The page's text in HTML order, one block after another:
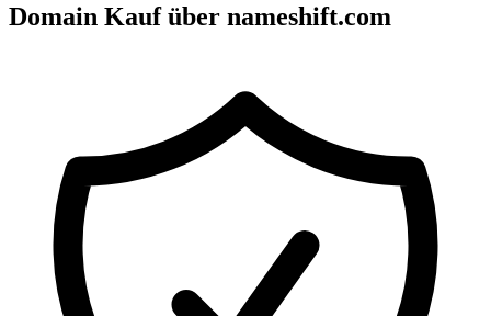
Domain Kauf über nameshift.com